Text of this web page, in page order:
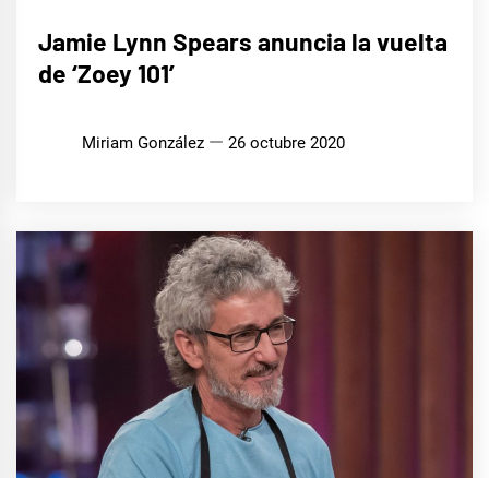
SERIES
Y TV
Jamie Lynn Spears anuncia la vuelta
de ‘Zoey 101’
Miriam González 26 octubre 2020